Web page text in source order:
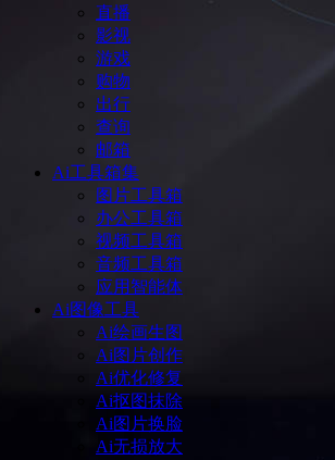
直播
影视
游戏
购物
出行
查询
邮箱
Ai工具箱集
图片工具箱
办公工具箱
视频工具箱
音频工具箱
应用智能体
Ai图像工具
Ai绘画生图
Ai图片创作
Ai优化修复
Ai抠图抹除
Ai图片换脸
Ai无损放大